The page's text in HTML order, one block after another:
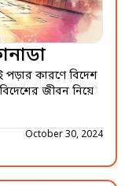
পড়ার কারণে বিদেশ
জীবন নিয়ে
October 30, 2024